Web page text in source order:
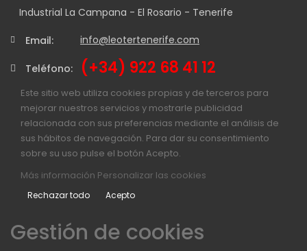
Industrial La Campana - El Rosario - Tenerife
Email: info@leotertenerife.com
Teléfono: (+34) 922 68 41 12
Este sitio web utiliza cookies propias y de terceros para
mejorar nuestros servicios y mostrarle publicidad
relacionada con sus preferencias mediante el análisis de
sus hábitos de navegación. Para dar su consentimiento
sobre su uso pulse el botón Acepto.
Más información Personalizar las cookies
Rechazar todo Acepto
Gestión de cookies